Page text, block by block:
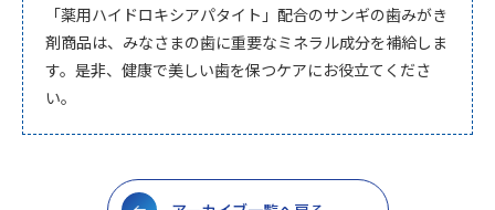
「薬用ハイドロキシアパタイト」配合のサンギの歯みがき
剤商品は、みなさまの歯に重要なミネラル成分を補給しま
す。是非、健康で美しい歯を保つケアにお役立てくださ
い。